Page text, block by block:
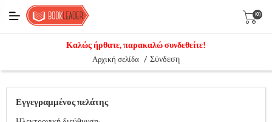
(0)
Καλώς ήρθατε, παρακαλώ συνδεθείτε!
Αρχική σελίδα / Σύνδεση
Εγγεγραμμένος πελάτης